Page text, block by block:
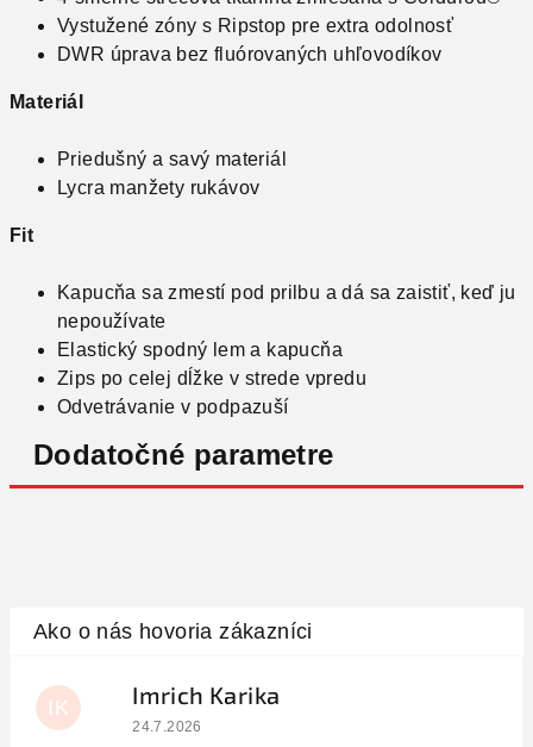
Vystužené zóny s Ripstop pre extra odolnosť
DWR úprava bez fluórovaných uhľovodíkov
Materiál
Priedušný a savý materiál
Lycra manžety rukávov
Fit
Kapucňa sa zmestí pod prilbu a dá sa zaistiť, keď ju
nepoužívate
Elastický spodný lem a kapucňa
Zips po celej dĺžke v strede vpredu
Odvetrávanie v podpazuší
Dodatočné parametre
IK Imrich Karika
Hodnotenie obchodu je 5 z 5 hviezdičiek.
24.7.2026